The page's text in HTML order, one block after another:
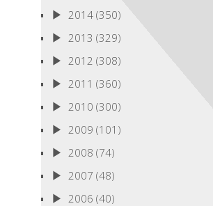
2014 (350)
2013 (329)
2012 (308)
2011 (360)
2010 (300)
2009 (101)
2008 (74)
2007 (48)
2006 (40)